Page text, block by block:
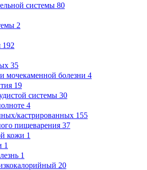
системы 80
2
192
35
мочекаменной болезни 4
19
системы 30
4
кастрированных 155
пищеварения 37
кожи 1
1
1
20